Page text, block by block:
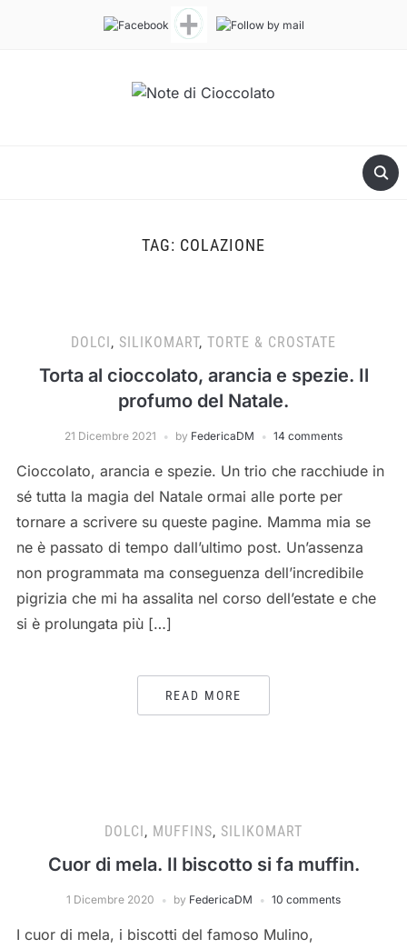
TAG: COLAZIONE
DOLCI, SILIKOMART, TORTE & CROSTATE
Torta al cioccolato, arancia e spezie. Il
profumo del Natale.
21 Dicembre 2021 by FedericaDM 14 comments
Cioccolato, arancia e spezie. Un trio che racchiude in
sé tutta la magia del Natale ormai alle porte per
tornare a scrivere su queste pagine. Mamma mia se
ne è passato di tempo dall’ultimo post. Un’assenza
non programmata ma conseguenza dell’incredibile
pigrizia che mi ha assalita nel corso dell’estate e che
si è prolungata più […]
READ MORE
DOLCI, MUFFINS, SILIKOMART
Cuor di mela. Il biscotto si fa muffin.
1 Dicembre 2020 by FedericaDM 10 comments
I cuor di mela, i biscotti del famoso Mulino,